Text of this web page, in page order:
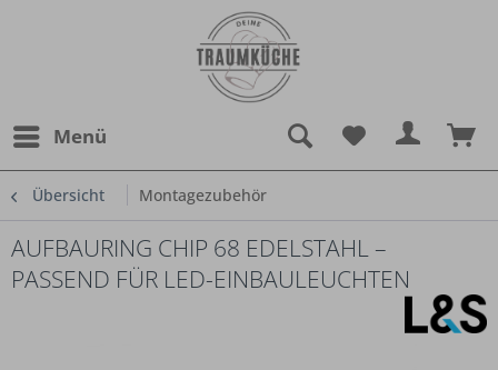
Menü
Übersicht Montagezubehör
AUFBAURING CHIP 68 EDELSTAHL –
PASSEND FÜR LED-EINBAULEUCHTEN